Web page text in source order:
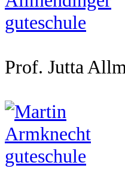
Prof. Jutta